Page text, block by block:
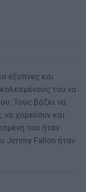
έξυπνες και
του να
Τους βάζει να
να χορεύουν και
του ήταν
Jimmy Fallon ήταν